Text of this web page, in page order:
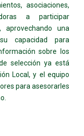
asociaciones,
a participar
una
capacidad para
sobre los
selección ya está
Local, y el equipo
para asesorarles